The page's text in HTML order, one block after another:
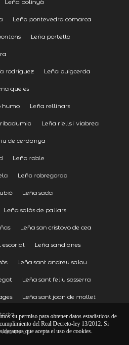
Leña polinyà
Leña pontevedra comarca
Leña portella
rodríguez Leña puigcerda
que es
humo Leña rellinars
Leña riells i viabrea
de cerdanya
Leña roble
Leña robregordo
Leña sada
Leña salàs de pallars
Leña san cristovo de cea
escorial Leña sandianes
Leña sant andreu salou
Leña sant feliu sasserra
Leña sant joan de mollet
i bonmatí
su permiso para obtener datos estadísticos de
del Real Decreto-ley 13/2012. Si
que acepta el uso de cookies.